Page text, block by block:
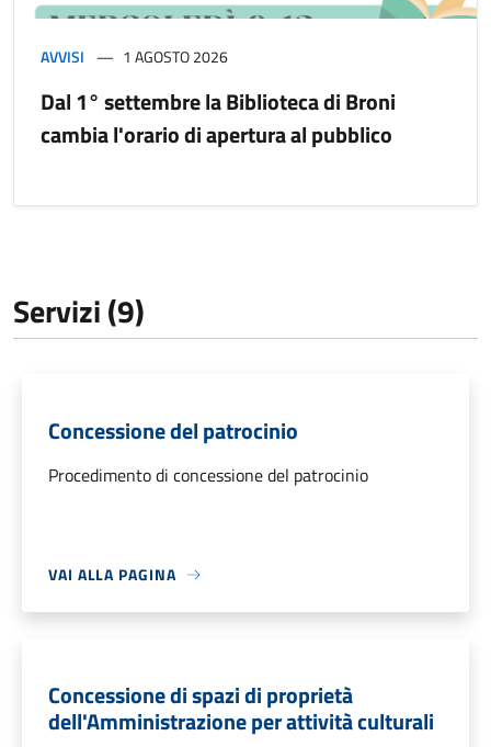
AVVISI 1 AGOSTO 2026
Dal 1° settembre la Biblioteca di Broni
cambia l'orario di apertura al pubblico
Servizi (9)
Concessione del patrocinio
Procedimento di concessione del patrocinio
VAI ALLA PAGINA
Concessione di spazi di proprietà
dell'Amministrazione per attività culturali